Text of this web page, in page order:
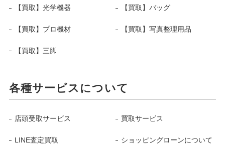
【買取】光学機器 【買取】バッグ
【買取】プロ機材 【買取】写真整理用品
【買取】三脚
各種サービスについて
店頭受取サービス 買取サービス
LINE査定買取 ショッピングローンについて